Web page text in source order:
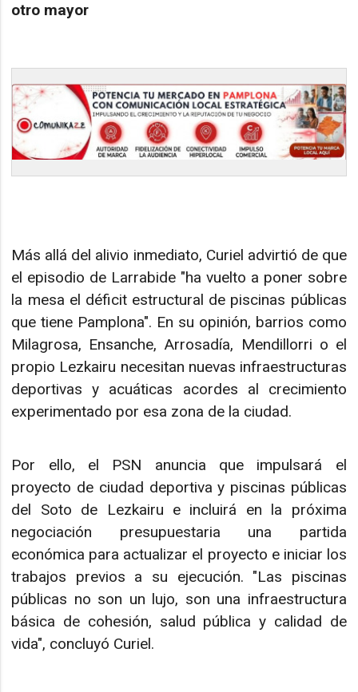
otro mayor
Más allá del alivio inmediato, Curiel advirtió de que
el episodio de Larrabide "ha vuelto a poner sobre
la mesa el déficit estructural de piscinas públicas
que tiene Pamplona". En su opinión, barrios como
Milagrosa, Ensanche, Arrosadía, Mendillorri o el
propio Lezkairu necesitan nuevas infraestructuras
deportivas y acuáticas acordes al crecimiento
experimentado por esa zona de la ciudad.
Por ello, el PSN anuncia que impulsará el
proyecto de ciudad deportiva y piscinas públicas
del Soto de Lezkairu e incluirá en la próxima
negociación presupuestaria una partida
económica para actualizar el proyecto e iniciar los
trabajos previos a su ejecución. "Las piscinas
públicas no son un lujo, son una infraestructura
básica de cohesión, salud pública y calidad de
vida", concluyó Curiel.